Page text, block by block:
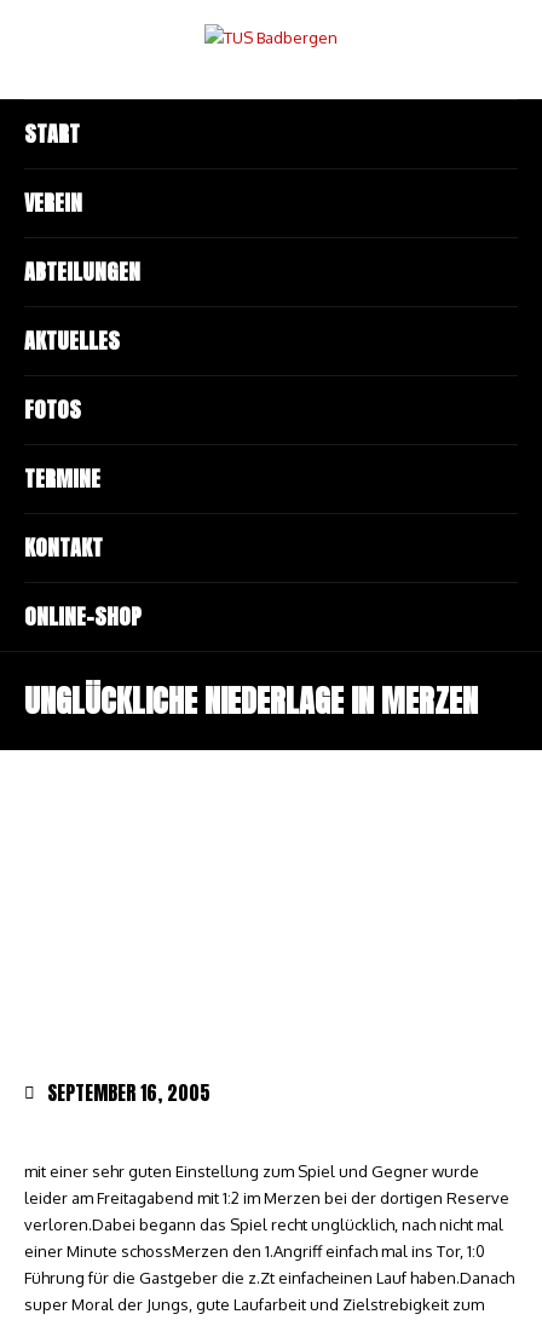
START
VEREIN
ABTEILUNGEN
AKTUELLES
FOTOS
TERMINE
KONTAKT
ONLINE-SHOP
UNGLÜCKLICHE NIEDERLAGE IN MERZEN
SEPTEMBER 16, 2005
mit einer sehr guten Einstellung zum Spiel und Gegner wurde
leider am Freitagabend mit 1:2 im Merzen bei der dortigen Reserve
verloren.Dabei begann das Spiel recht unglücklich, nach nicht mal
einer Minute schossMerzen den 1.Angriff einfach mal ins Tor, 1:0
Führung für die Gastgeber die z.Zt einfacheinen Lauf haben.Danach
super Moral der Jungs, gute Laufarbeit und Zielstrebigkeit zum